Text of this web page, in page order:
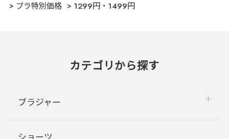
ブラ特別価格
1299円・1499円
カテゴリから探す
ブラジャー